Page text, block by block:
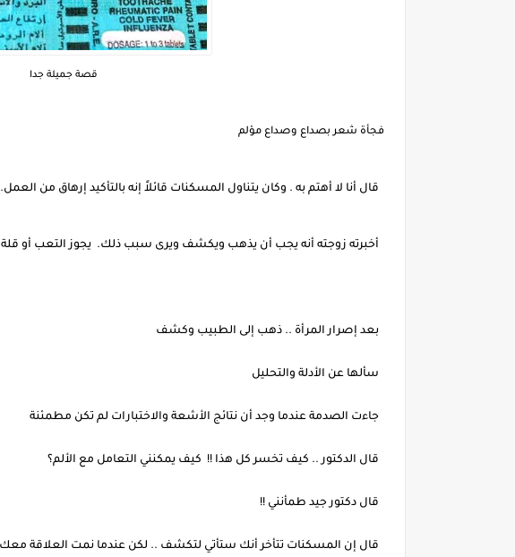
قصة جميلة جدا
فجأة شعر بصداع وصداع مؤلم
قال أنا لا أهتم به . وكان يتناول المسكنات قائلاً إنه بالتأكيد إرهاق من
أخبرته زوجته أنه يجب أن يذهب ويكشف ويرى سبب ذلك. يجوز التعب أو قلة
بعد إصرار المرأة .. ذهب إلى الطبيب وكشف
سألها عن الأدلة والتحليل
جاءت الصدمة عندما وجد أن نتائج الأشعة والاختبارات لم تكن مطمئنة
قال الدكتور .. كيف تخسر كل هذا !! كيف يمكنني التعامل مع الألم؟
قال دكتور جيد طمأنني !!
قال إن المسكنات تتأخر أنك ستأتي لتكشف .. لكن عندما نمت العلاقة معك